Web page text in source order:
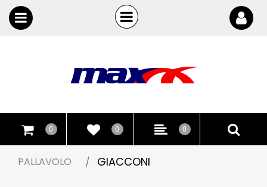
Open Open menu
0 0 0
PALLAVOLO GIACCONI